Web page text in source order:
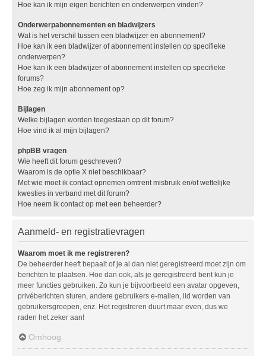
Hoe kan ik mijn eigen berichten en onderwerpen vinden?
Onderwerpabonnementen en bladwijzers
Wat is het verschil tussen een bladwijzer en abonnement?
Hoe kan ik een bladwijzer of abonnement instellen op specifieke
onderwerpen?
Hoe kan ik een bladwijzer of abonnement instellen op specifieke
forums?
Hoe zeg ik mijn abonnement op?
Bijlagen
Welke bijlagen worden toegestaan op dit forum?
Hoe vind ik al mijn bijlagen?
phpBB vragen
Wie heeft dit forum geschreven?
Waarom is de optie X niet beschikbaar?
Met wie moet ik contact opnemen omtrent misbruik en/of wettelijke
kwesties in verband met dit forum?
Hoe neem ik contact op met een beheerder?
Aanmeld- en registratievragen
Waarom moet ik me registreren?
De beheerder heeft bepaalt of je al dan niet geregistreerd moet zijn om
berichten te plaatsen. Hoe dan ook, als je geregistreerd bent kun je
meer functies gebruiken. Zo kun je bijvoorbeeld een avatar opgeven,
privéberichten sturen, andere gebruikers e-mailen, lid worden van
gebruikersgroepen, enz. Het registreren duurt maar even, dus we
raden het zeker aan!
Omhoog